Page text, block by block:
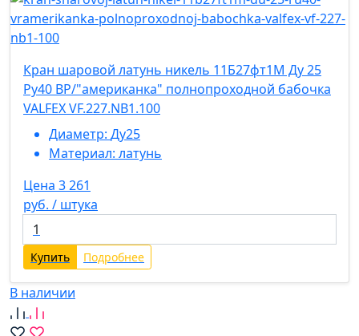
Кран шаровой латунь никель 11Б27фт1М Ду 25
Ру40 ВР/"американка" полнопроходной бабочка
VALFEX VF.227.NB1.100
Диаметр: Ду25
Материал: латунь
Цена 3 261
руб. / штука
Купить Подробнее
В наличии